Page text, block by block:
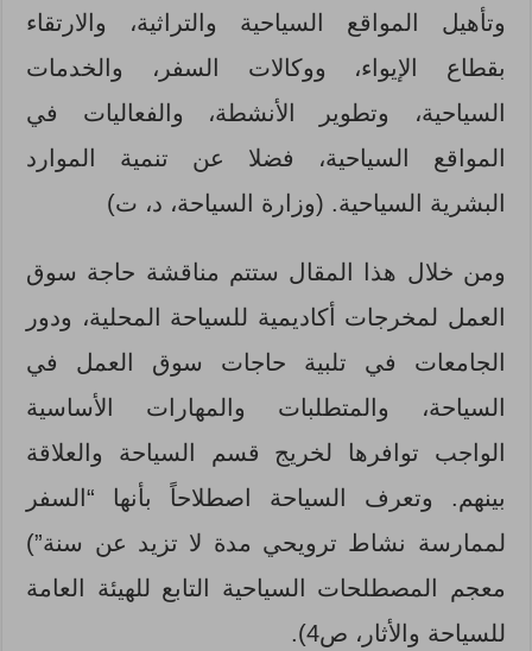
وتأهيل المواقع السياحية والتراثية، والارتقاء
بقطاع الإيواء، ووكالات السفر، والخدمات
السياحية، وتطوير الأنشطة، والفعاليات في
المواقع السياحية، فضلا عن تنمية الموارد
البشرية السياحية. (وزارة السياحة، د، ت)
ومن خلال هذا المقال ستتم مناقشة حاجة سوق
العمل لمخرجات أكاديمية للسياحة المحلية، ودور
الجامعات في تلبية حاجات سوق العمل في
السياحة، والمتطلبات والمهارات الأساسية
الواجب توافرها لخريج قسم السياحة والعلاقة
بينهم. وتعرف السياحة اصطلاحاً بأنها “السفر
لممارسة نشاط ترويحي مدة لا تزيد عن سنة”)
معجم المصطلحات السياحية التابع للهيئة العامة
للسياحة والأثار، ص4).